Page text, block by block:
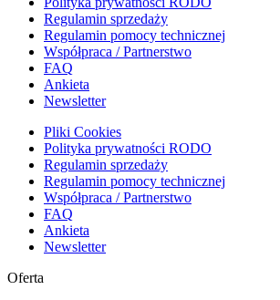
Regulamin sprzedaży
Regulamin pomocy technicznej
Współpraca / Partnerstwo
FAQ
Ankieta
Newsletter
Pliki Cookies
Polityka prywatności RODO
Regulamin sprzedaży
Regulamin pomocy technicznej
Współpraca / Partnerstwo
FAQ
Ankieta
Newsletter
Oferta